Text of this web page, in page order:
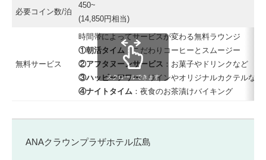
必要コイン数/泊
450~
(14,850円相当)
無料サービス
時間帯によってサービスが変わる無料ラウンジ
①朝活タイム ：こだわりコーヒーとスムージー
②アフタヌーンサービス ：お菓子やドリンクなど
③ハッピーアワー：ワインやオリジナルカクテルなど
④ナイトタイム ：夜食のお茶漬けバイキング
スクロールできます
ANAクラウンプラザホテル広島